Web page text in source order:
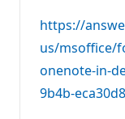
https://
us/msoffice/
onenote-in-
9b4b-